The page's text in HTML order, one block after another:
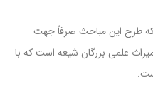
طرح این مباحث صرفاً جهت
علمی بزرگان شیعه است که با